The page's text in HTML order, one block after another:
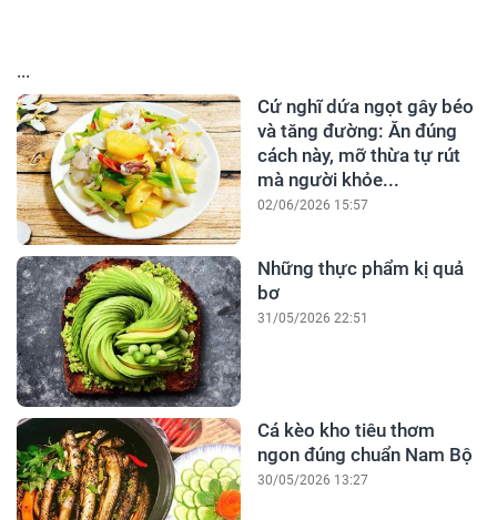
...
Cứ nghĩ dứa ngọt gây béo
và tăng đường: Ăn đúng
cách này, mỡ thừa tự rút
mà người khỏe...
02/06/2026 15:57
Những thực phẩm kị quả
bơ
31/05/2026 22:51
Cá kèo kho tiêu thơm
ngon đúng chuẩn Nam Bộ
30/05/2026 13:27